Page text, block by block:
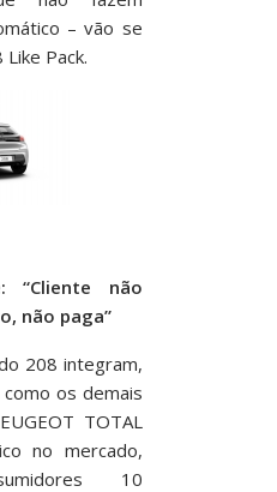
– vão se
Pack.
“Cliente não
não paga”
208 integram,
os demais
TOTAL
no mercado,
10